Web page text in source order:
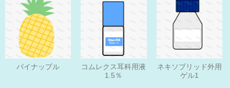
パイナップル
コムレクス耳科用液
1.5％
ネキソブリッド外用
ゲル1